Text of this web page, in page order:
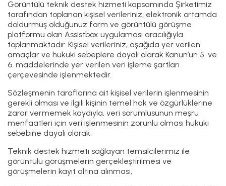
Görüntülü teknik destek hizmeti kapsamında Şirketimiz
tarafından toplanan kişisel verileriniz, elektronik ortamda
doldurmuş olduğunuz form ve görüntülü görüşme
platformu olan Assistbox uygulaması aracılığıyla
toplanmaktadır. Kişisel verileriniz, aşağıda yer verilen
amaçlar ve hukuki sebeplere dayalı olarak Kanun’un 5. ve
6. maddelerinde yer verilen veri işleme şartları
çerçevesinde işlenmektedir.
Sözleşmenin taraflarına ait kişisel verilerin işlenmesinin
gerekli olması ve ilgili kişinin temel hak ve özgürlüklerine
zarar vermemek kaydıyla, veri sorumlusunun meşru
menfaatleri için veri işlenmesinin zorunlu olması hukuki
sebebine dayalı olarak;
Teknik destek hizmeti sağlayan temsilcilerimiz ile
görüntülü görüşmelerin gerçekleştirilmesi ve
görüşmelerin kayıt altına alınması,